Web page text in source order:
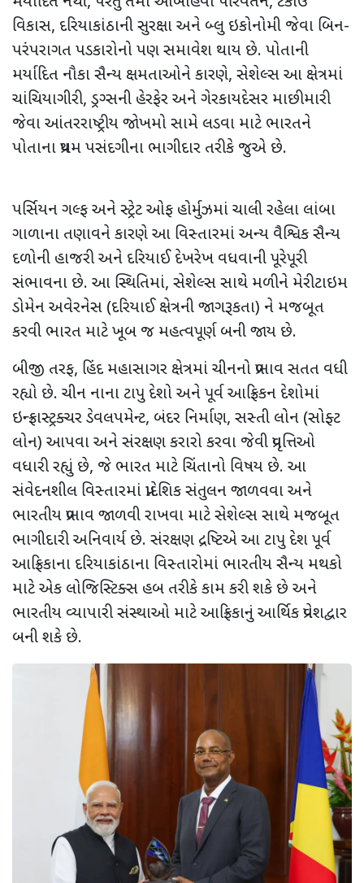
વિકાસ, દરિયાકાંઠાની સુરક્ષા અને બ્લુ ઇકોનોમી જેવા બિન-
પરંપરાગત પડકારોનો પણ સમાવેશ થાય છે. પોતાની
મર્યાદિત નૌકા સૈન્ય ક્ષમતાઓને કારણે, સેશેલ્સ આ ક્ષેત્રમાં
ચાંચિયાગીરી, ડ્રગ્સની હેરફેર અને ગેરકાયદેસર માછીમારી
જેવા આંતરરાષ્ટ્રીય જોખમો સામે લડવા માટે ભારતને
પોતાના પ્રથમ પસંદગીના ભાગીદાર તરીકે જુએ છે.
પર્સિયન ગલ્ફ અને સ્ટ્રેટ ઓફ હોર્મુઝમાં ચાલી રહેલા લાંબા
ગાળાના તણાવને કારણે આ વિસ્તારમાં અન્ય વૈશ્વિક સૈન્ય
દળોની હાજરી અને દરિયાઈ દેખરેખ વધવાની પૂરેપૂરી
સંભાવના છે. આ સ્થિતિમાં, સેશેલ્સ સાથે મળીને મેરીટાઇમ
ડોમેન અવેરનેસ (દરિયાઈ ક્ષેત્રની જાગરૂકતા) ને મજબૂત
કરવી ભારત માટે ખૂબ જ મહત્વપૂર્ણ બની જાય છે.
બીજી તરફ, હિંદ મહાસાગર ક્ષેત્રમાં ચીનનો પ્રભાવ સતત વધી
રહ્યો છે. ચીન નાના ટાપુ દેશો અને પૂર્વ આફ્રિકન દેશોમાં
ઇન્ફ્રાસ્ટ્રક્ચર ડેવલપમેન્ટ, બંદર નિર્માણ, સસ્તી લોન (સોફ્ટ
લોન) આપવા અને સંરક્ષણ કરારો કરવા જેવી પ્રવૃત્તિઓ
વધારી રહ્યું છે, જે ભારત માટે ચિંતાનો વિષય છે. આ
સંવેદનશીલ વિસ્તારમાં પ્રાદેશિક સંતુલન જાળવવા અને
ભારતીય પ્રભાવ જાળવી રાખવા માટે સેશેલ્સ સાથે મજબૂત
ભાગીદારી અનિવાર્ય છે. સંરક્ષણ દ્રષ્ટિએ આ ટાપુ દેશ પૂર્વ
આફ્રિકાના દરિયાકાંઠાના વિસ્તારોમાં ભારતીય સૈન્ય મથકો
માટે એક લોજિસ્ટિક્સ હબ તરીકે કામ કરી શકે છે અને
ભારતીય વ્યાપારી સંસ્થાઓ માટે આફ્રિકાનું આર્થિક પ્રવેશદ્વાર
બની શકે છે.